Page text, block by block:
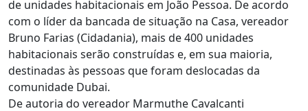
de unidades habitacionais em João Pessoa. De acordo
com o líder da bancada de situação na Casa, vereador
Bruno Farias (Cidadania), mais de 400 unidades
habitacionais serão construídas e, em sua maioria,
destinadas às pessoas que foram deslocadas da
comunidade Dubai.
De autoria do vereador Marmuthe Cavalcanti